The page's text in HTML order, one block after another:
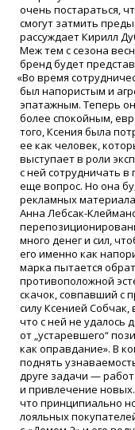
очень постараться,
смогут затмить
рассуждает Кирилл
Меж тем с сезона
бренд будет
«Во время
был напористым и
эпатажным. Теперь
более спокойным,
того, Ксения была
ее как человек,
выступает в роли
с ней сотрудничать
еще вопрос. Но она
рекламных
Анна Лебсак-
много денег и сил,
его именно как
марка пытается
противоположной
скачок, совпавший с
силу Ксенией
что с ней не удалось
от „устаревшего“
как оправдание». В
поднять
друге задачи —
и привлечение
что принципиально
лояльных